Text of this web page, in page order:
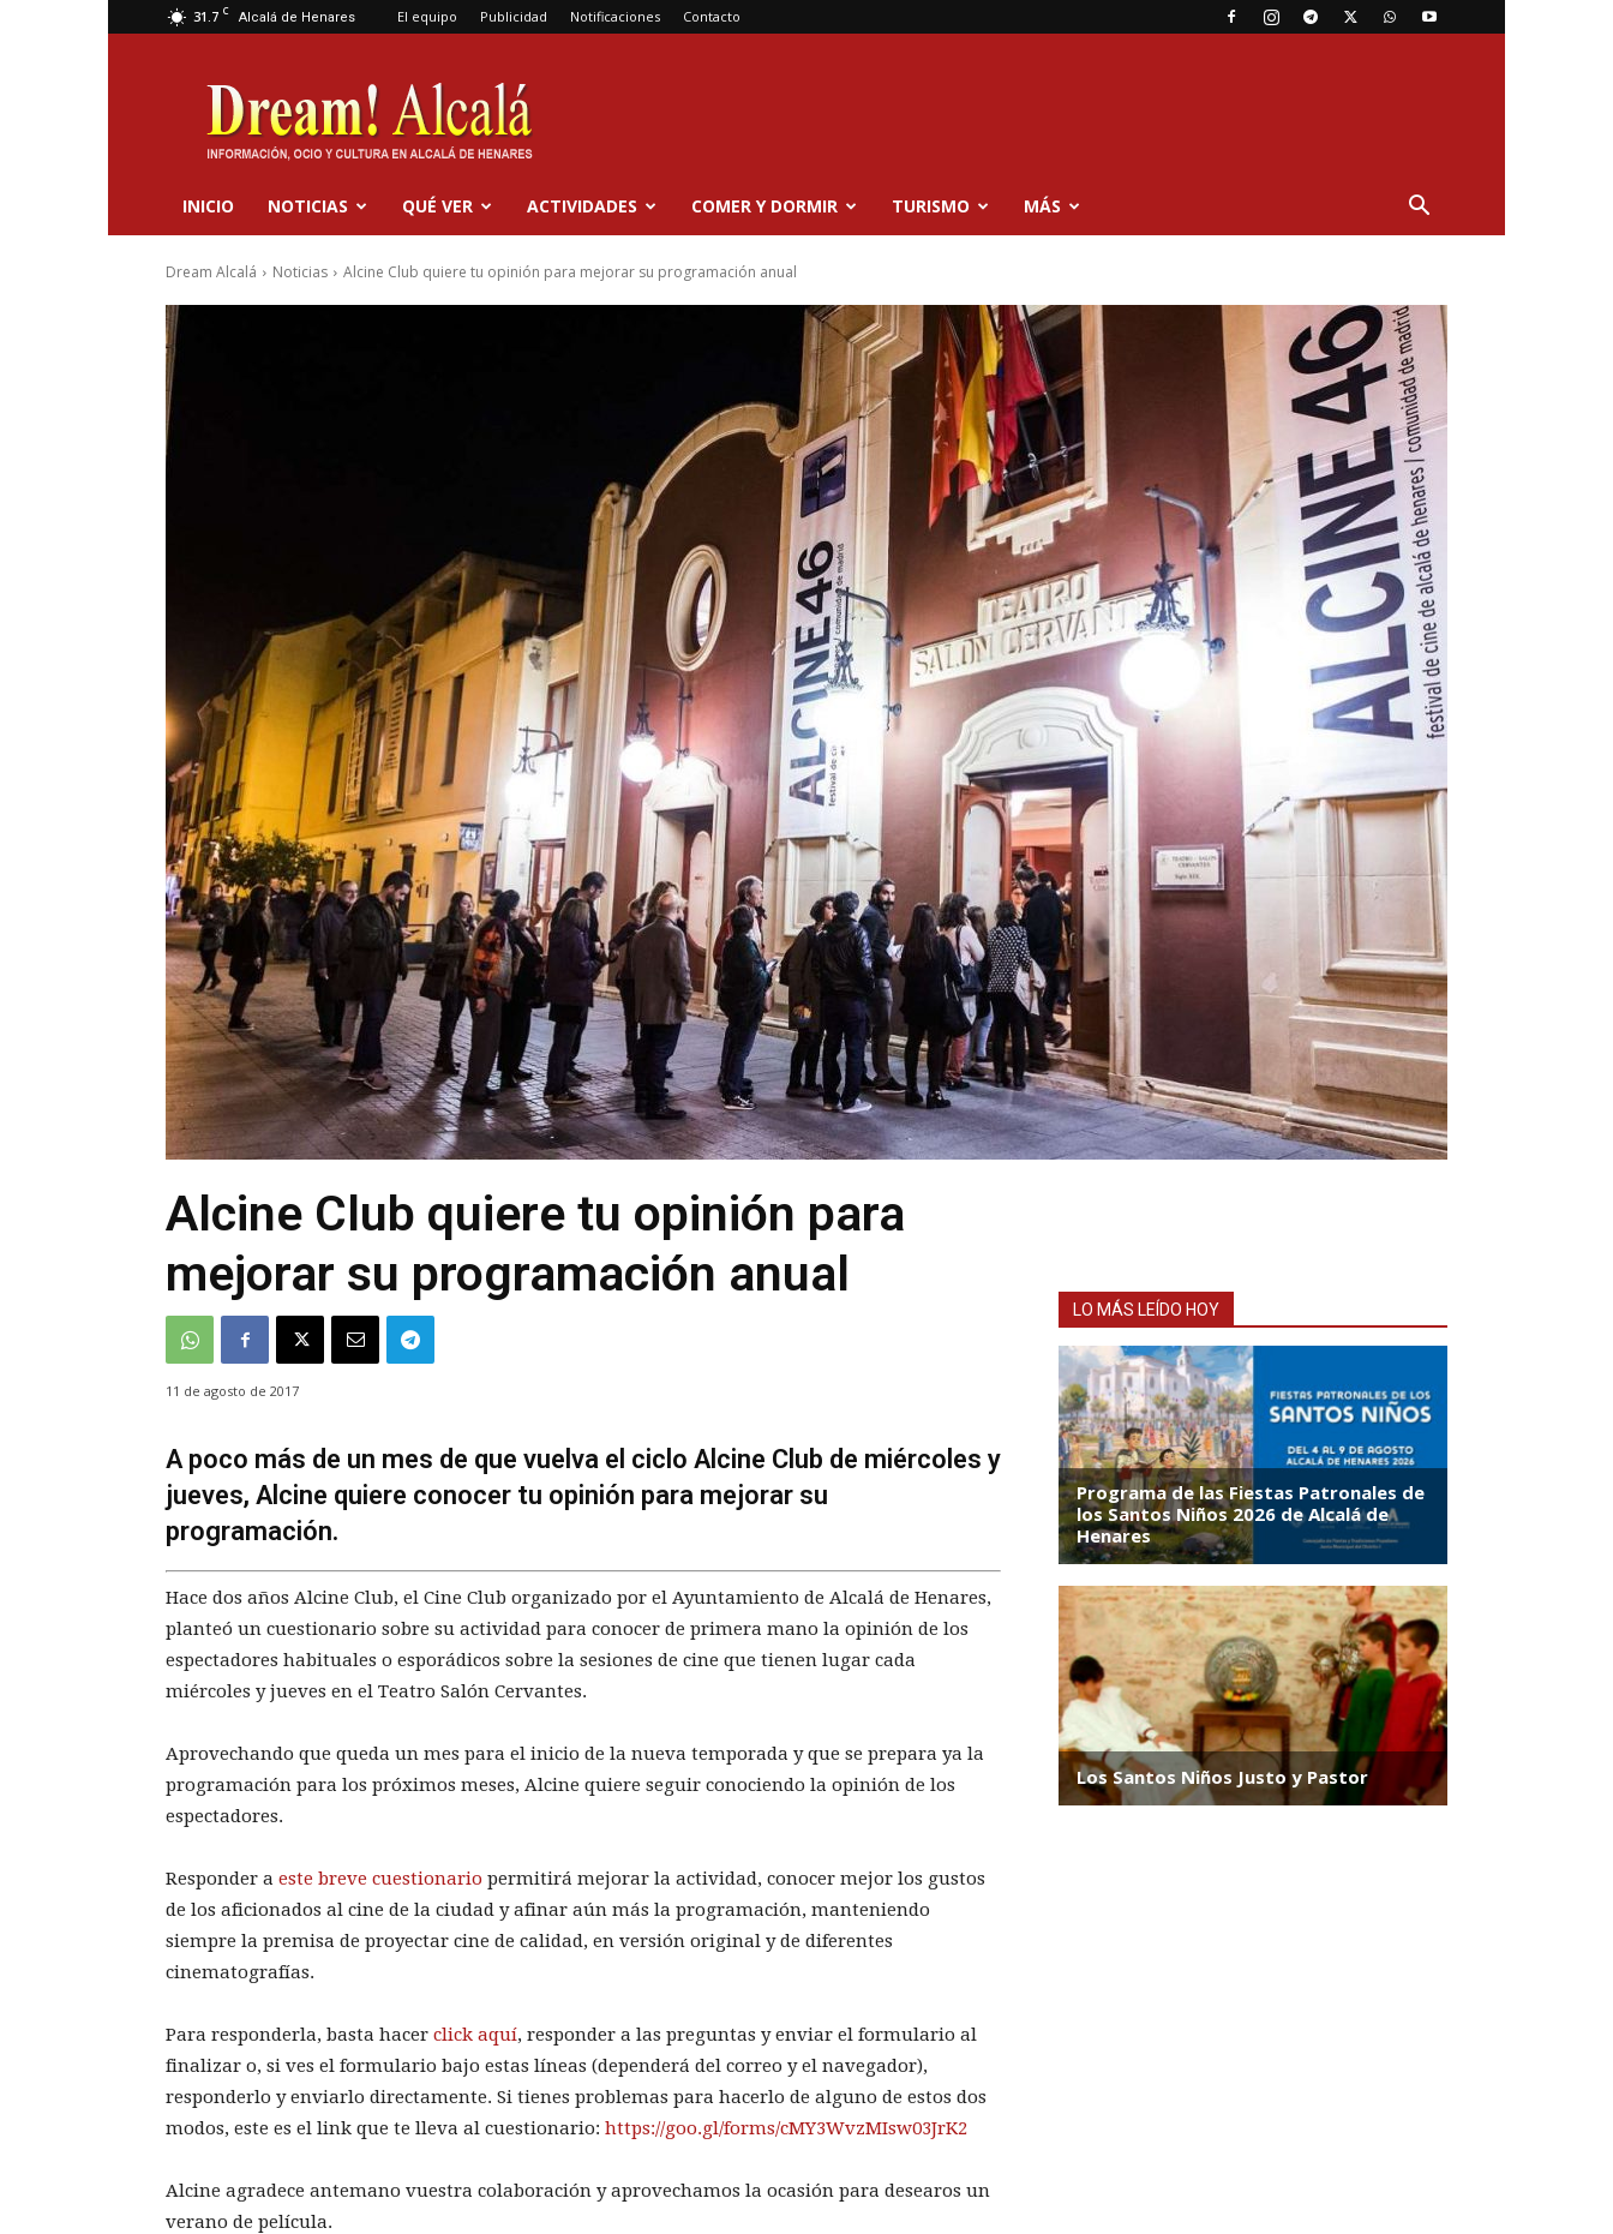
31.7 C Alcalá de Henares El equipo Publicidad Notificaciones Contacto
Dream
Alcalá
INICIO NOTICIAS QUÉ VER ACTIVIDADES COMER Y DORMIR TURISMO MÁS
Dream Alcalá Noticias Alcine Club quiere tu opinión para mejorar su programación anual
Alcine Club quiere tu opinión para
mejorar su programación anual
11 de agosto de 2017
A poco más de un mes de que vuelva el ciclo Alcine Club de miércoles y
jueves, Alcine quiere conocer tu opinión para mejorar su
programación.
Hace dos años Alcine Club, el Cine Club organizado por el Ayuntamiento de Alcalá de Henares,
planteó un cuestionario sobre su actividad para conocer de primera mano la opinión de los
espectadores habituales o esporádicos sobre la sesiones de cine que tienen lugar cada
miércoles y jueves en el Teatro Salón Cervantes.
Aprovechando que queda un mes para el inicio de la nueva temporada y que se prepara ya la
programación para los próximos meses, Alcine quiere seguir conociendo la opinión de los
espectadores.
Responder a este breve cuestionario permitirá mejorar la actividad, conocer mejor los gustos
de los aficionados al cine de la ciudad y afinar aún más la programación, manteniendo
siempre la premisa de proyectar cine de calidad, en versión original y de diferentes
cinematografías.
Para responderla, basta hacer click aquí, responder a las preguntas y enviar el formulario al
finalizar o, si ves el formulario bajo estas líneas (dependerá del correo y el navegador),
responderlo y enviarlo directamente. Si tienes problemas para hacerlo de alguno de estos dos
modos, este es el link que te lleva al cuestionario: https://goo.gl/forms/cMY3WvzMIsw03JrK2
Alcine agradece antemano vuestra colaboración y aprovechamos la ocasión para desearos un
verano de película.
LO MÁS LEÍDO HOY